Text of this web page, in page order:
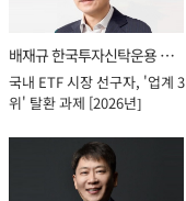
배재규 한국투자신탁운용 대
표이사 사장
국내 ETF 시장 선구자, '업계 3
위' 탈환 과제 [2026년]